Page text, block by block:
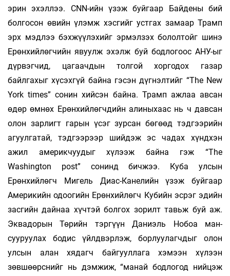
эрин эхэллээ. CNN-ийн үзэж буйгаар Байдены бий
болгосон өвийн үлэмж хэсгийг устгах замаар Трамп
эрх мэдлээ бэхжүүлэхийг эрмэлзэх бо­лолтойг шинэ
Ерөнхийлөгчийн явуулж эхэлж буй бодлогоос АНУ-ыг
дүрвэгчид, цагаач­дын толгой хоргодох газар
байлгахыг хүсэх­гүй байна гэсэн дүгнэлтийг “The New
York times” сонин хийсэн байна. Трамп ажлаа авсан
өдөр өмнөх Ерөнхийлөгчдийн алиныхаас нь ч давсан
олон зарлигт гарын үсэг зурсан бөгөөд тэдгээрийн
агуулгатай, тэдгээрээр ший­дэж эс чадах хүндхэн
ажил америкчуудыг хү­лээж байна гэж “The
Washington рost” сонинд бичжээ. Куба улсын
Ерөнхийлөгч Мигель Диас-Канелийн үзэж буйгаар
Америкийн одоо­гийн Ерөнхийлөгч Кубийн эсрэг эдийн
зас­гийн дайнаа хүчтэй болгох зорилт тавьж буй аж.
Эквадорын Төрийн тэргүүн Даниэль Нобоа ман­
сууруулах бодис үйлдвэрлэж, бор­луу­лагч­дыг олон
улсын алан хядагч байгууллага хэмээн хүлээн
зөвшөөрснийг нь дэмжиж, “манай бод­логод нийцэж